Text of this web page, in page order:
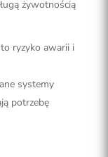
żywotnością
ryzyko awarii i
systemy
potrzebę